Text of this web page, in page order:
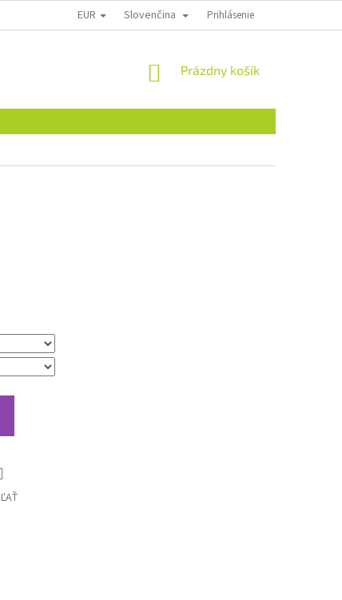
EUR Slovenčina Prihlásenie
NÁKUPNÝ
Prázdny košík